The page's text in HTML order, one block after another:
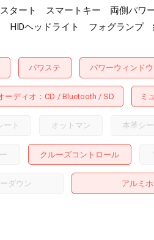
タート スマートキー 両側パワ
HIDヘッドライト フォグランプ
パワステ パワーウィンドウ
ーディオ CD Bluetooth SD ミ
ート オットマン 本革シー
クルーズコントロール
ダウン アルミ